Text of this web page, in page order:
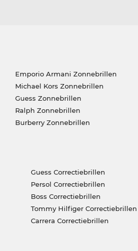
Emporio Armani Zonnebrillen
Michael Kors Zonnebrillen
Guess Zonnebrillen
Ralph Zonnebrillen
Burberry Zonnebrillen
Guess Correctiebrillen
Persol Correctiebrillen
Boss Correctiebrillen
Tommy Hilfiger Correctiebrillen
Carrera Correctiebrillen